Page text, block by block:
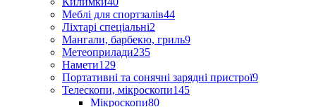
Меблі для спортзалів44
Ліхтарі спеціальні2
Мангали, барбекю, гриль9
Метеоприлади235
Намети129
Портативні та сонячні зарядні пристрої9
Телескопи, мікроскопи145
Мікроскопи80